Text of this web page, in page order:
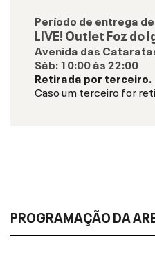
Período de entrega
LIVE! Outlet Foz do
Avenida das
Sáb:10:00às22:00
Retirada por terceiro.
Caso um terceiro for
PROGRAMAÇÃO DA